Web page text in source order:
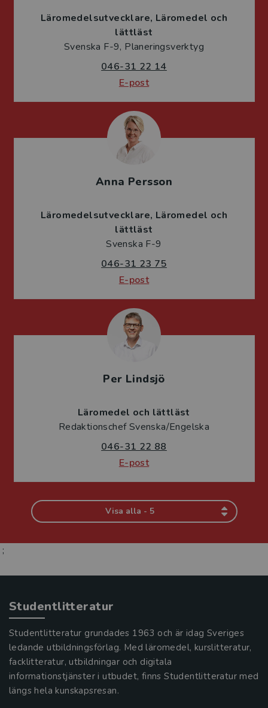
Läromedelsutvecklare Läromedel och
lättläst
Svenska F-9, Planeringsverktyg
046-31 22 14
E-post
Anna Persson
Läromedelsutvecklare Läromedel och
lättläst
Svenska F-9
046-31 23 75
E-post
Per Lindsjö
Läromedel och lättläst
Redaktionschef Svenska/Engelska
046-31 22 88
E-post
Visa alla - 5
;
Studentlitteratur
Studentlitteratur grundades 1963 och är idag Sveriges
ledande utbildningsförlag. Med läromedel, kurslitteratur,
facklitteratur, utbildningar och digitala
informationstjänster i utbudet, finns Studentlitteratur med
längs hela kunskapsresan.